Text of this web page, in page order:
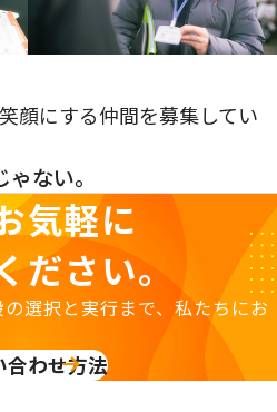
顔にする仲間を募集してい
ない。
気軽に
ださい。
選択と実行まで、私たちにお
合わせ方法